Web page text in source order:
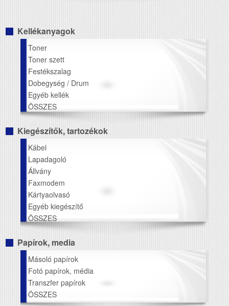
Kellékanyagok
Toner
Toner szett
Festékszalag
Dobegység / Drum
Egyéb kellék
ÖSSZES
Kiegészítők, tartozékok
Kábel
Lapadagoló
Állvány
Faxmodem
Kártyaolvasó
Egyéb kiegészítő
ÖSSZES
Papírok, media
Másoló papírok
Fotó papírok, média
Transzfer papírok
ÖSSZES